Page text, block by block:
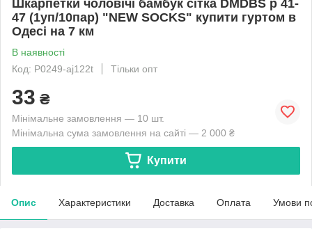
Шкарпетки чоловічі бамбук сітка DMDBS р 41-
47 (1уп/10пар) "NEW SOCKS" купити гуртом в
Одесі на 7 км
В наявності
Код: P0249-aj122t
Тільки опт
33 ₴
Мінімальне замовлення — 10 шт.
Мінімальна сума замовлення на сайті — 2 000 ₴
Купити
Опис Характеристики Доставка Оплата Умови